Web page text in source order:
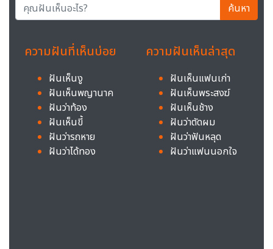
ค้นหา
ความฝันที่เห็นบ่อย
ฝันเห็นงู
ฝันเห็นพญานาค
ฝันว่าท้อง
ฝันเห็นขี้
ฝันว่ารถหาย
ฝันว่าได้ทอง
ความฝันเห็นล่าสุด
ฝันเห็นแฟนเก่า
ฝันเห็นพระสงฆ์
ฝันเห็นช้าง
ฝันว่าตัดผม
ฝันว่าฟันหลุด
ฝันว่าแฟนนอกใจ